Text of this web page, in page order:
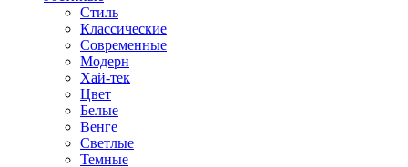
Стиль
Классические
Современные
Модерн
Хай-тек
Цвет
Белые
Венге
Светлые
Темные